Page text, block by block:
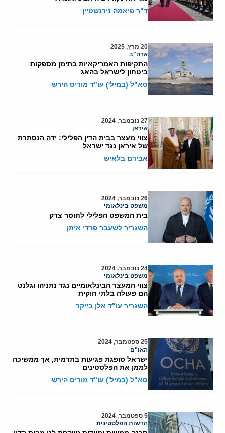
ד"ר פיאמה נירנשטיין
20 מרץ, 2025
ארה"ב
התקיפות האמריקאיות בתימן מספקות
ביטחון לישראל בהאג
סא"ל (במיל') עו"ד מוריס הירש
27 נובמבר, 2024
איראן
צווי מעצר בבית הדין הפלילי: ידה הנסתרת
של איראן נגד ישראל
אבירם בלאיש
26 נובמבר, 2024
משפט בינלאומי
בית המשפט הפלילי לחוסר צדק
השגריר לשעבר פרדי איתן
24 נובמבר, 2024
משפט בינלאומי
צווי המעצר הבינלאומיים נגד נתניהו וגלנט
הם פעולה בלתי חוקית
השגריר עו"ד אלן בייקר
25 ספטמבר, 2024
האו"ם
ישראל סופגת פגיעות בתדמית, אך ממשיכה
לממן את הפלסטינים
סא"ל (במיל') עו"ד מוריס הירש
5 ספטמבר, 2024
הרשות הפלסטינית